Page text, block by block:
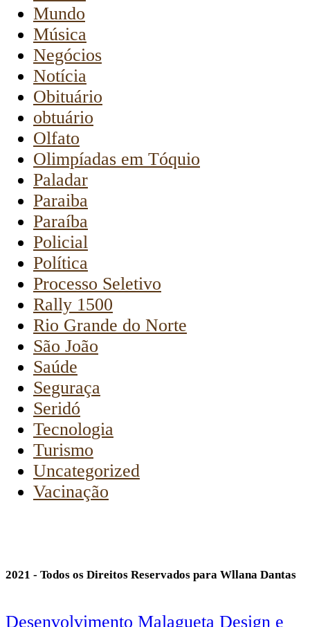
Mundo
Música
Negócios
Notícia
Obituário
obtuário
Olfato
Olimpíadas em Tóquio
Paladar
Paraiba
Paraíba
Policial
Política
Processo Seletivo
Rally 1500
Rio Grande do Norte
São João
Saúde
Seguraça
Seridó
Tecnologia
Turismo
Uncategorized
Vacinação
2021 - Todos os Direitos Reservados para Wllana Dantas
Desenvolvimento Malagueta Design e